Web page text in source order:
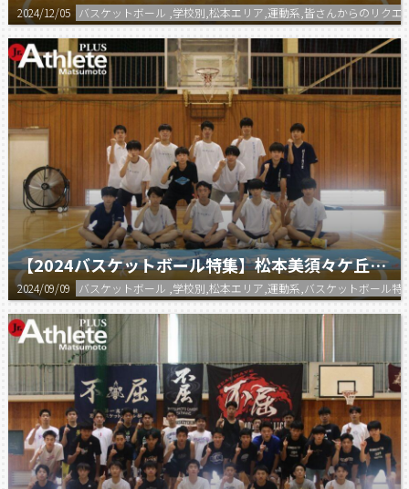
2024/12/05 バスケットボール ,学校別,松本エリア,運動系,皆さんからのリク
【2024バスケットボール特集】松本美須々ケ丘高等学校 男子バスケットボール部
2024/09/09 バスケットボール ,学校別,松本エリア,運動系,バスケットボール